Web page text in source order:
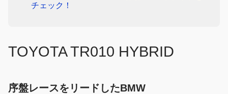
チェック！
TOYOTA TR010 HYBRID
序盤レースをリードしたBMW